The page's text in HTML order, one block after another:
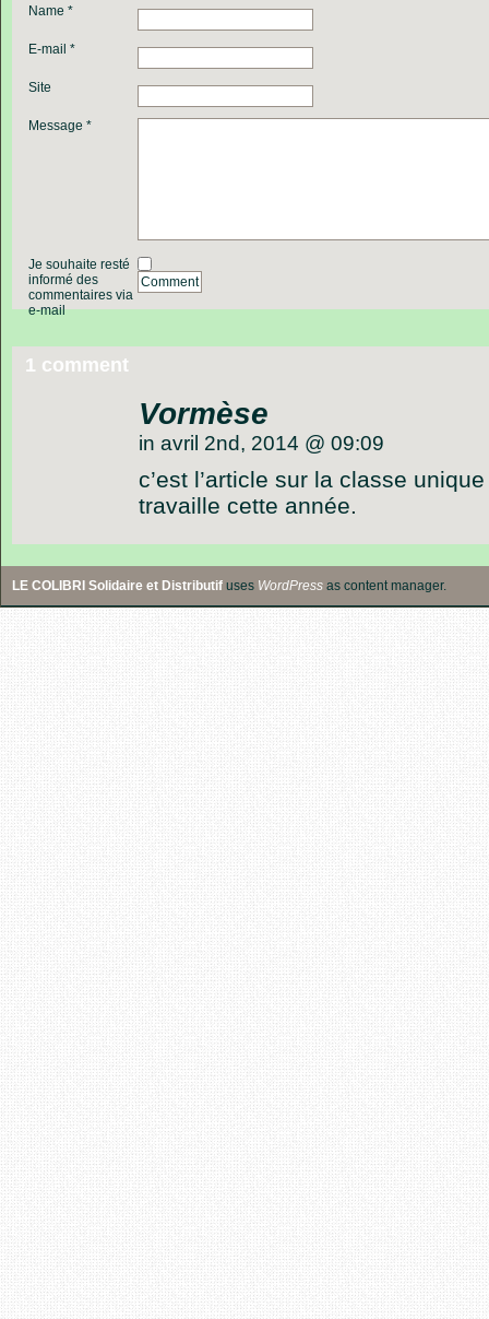
Name *
E-mail *
Site
Message *
Je souhaite resté
informé des
commentaires via
e-mail
Comment
1 comment
Vormèse
in avril 2nd, 2014 @ 09:09
c’est l’article sur la classe
travaille cette année.
LE COLIBRI Solidaire et Distributif uses WordPress as content manager.